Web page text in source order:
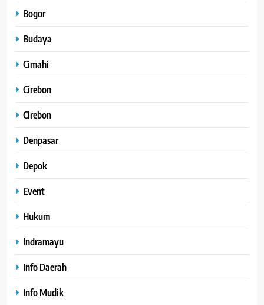
Bogor
Budaya
Cimahi
Cirebon
Cirebon
Denpasar
Depok
Event
Hukum
Indramayu
Info Daerah
Info Mudik